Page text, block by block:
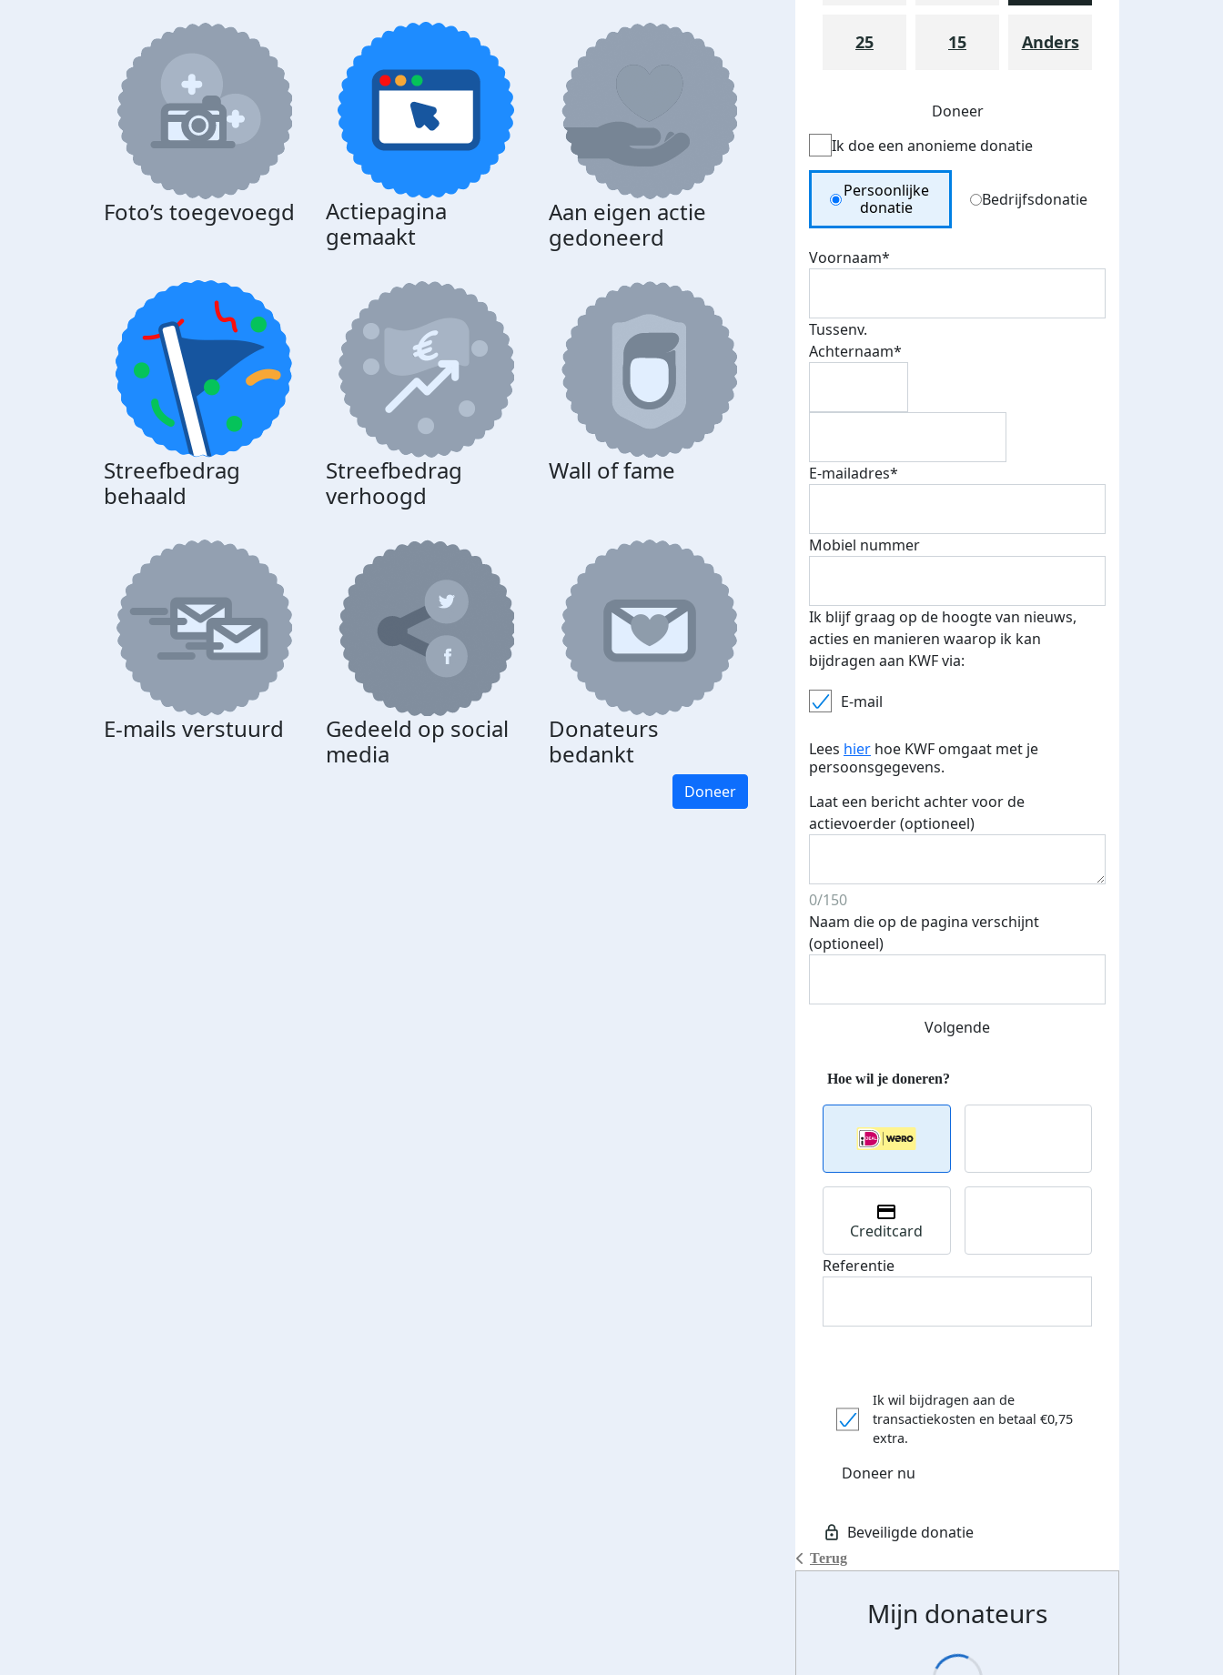
Foto’s toegevoegd
Actiepagina
gemaakt
Aan eigen actie
gedoneerd
Streefbedrag
behaald
Streefbedrag
verhoogd
Wall of fame
E-mails verstuurd
Gedeeld op social
media
Donateurs
bedankt
Doneer
25 15 Anders
Doneer
Ik doe een anonieme donatie
Donation Type
Persoonlijke
donatie
Bedrijfsdonatie
Voornaam*
Tussenv.
Achternaam*
E-mailadres*
Mobiel nummer
Ik blijf graag op de hoogte van nieuws,
acties en manieren waarop ik kan
bijdragen aan KWF via:
E-mail
Lees hier hoe KWF omgaat met je
persoonsgegevens.
Laat een bericht achter voor de
actievoerder (optioneel)
0/150
Naam die op de pagina verschijnt
(optioneel)
Volgende
Terug
Creditcard
Referentie
Ik wil bijdragen aan de
transactiekosten en betaal €0,75
extra.
Doneer nu
Mijn donateurs